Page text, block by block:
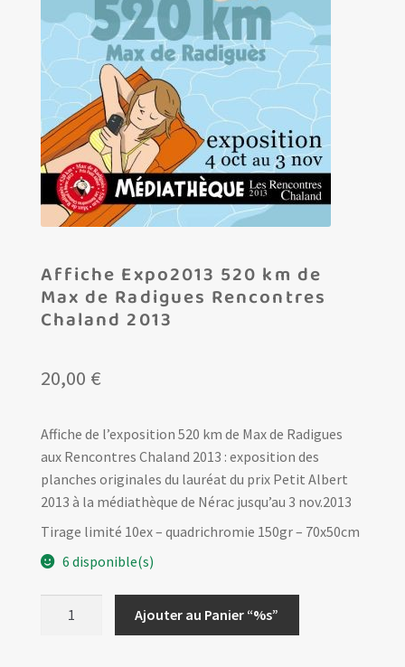
Les amis d’Yves Chaland
LUDIBD
Affiche Expo2013 520 km de
Max de Radigues Rencontres
Chaland 2013
20,00 €
Affiche de l’exposition 520 km de Max de Radigues
aux Rencontres Chaland 2013 : exposition des
planches originales du lauréat du prix Petit Albert
2013 à la médiathèque de Nérac jusqu’au 3 nov.2013
Tirage limité 10ex – quadrichromie 150gr – 70x50cm
6 disponible(s)
Ajouter au Panier “%s”